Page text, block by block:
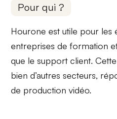
Pour qui ?
Hourone est utile pour les
entreprises deformation
que lesupport client.
bien d’autres secteurs,
de production vidéo.